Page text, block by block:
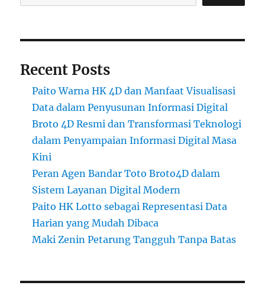
Recent Posts
Paito Warna HK 4D dan Manfaat Visualisasi
Data dalam Penyusunan Informasi Digital
Broto 4D Resmi dan Transformasi Teknologi
dalam Penyampaian Informasi Digital Masa
Kini
Peran Agen Bandar Toto Broto4D dalam
Sistem Layanan Digital Modern
Paito HK Lotto sebagai Representasi Data
Harian yang Mudah Dibaca
Maki Zenin Petarung Tangguh Tanpa Batas